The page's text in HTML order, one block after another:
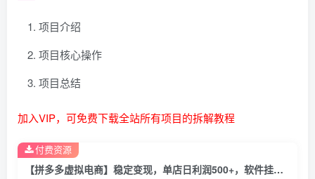
项目介绍
项目核心操作
项目总结
加入VIP，可免费下载全站所有项目的拆解教程
【拼多多虚拟电商】稳定变现，单店日利润500+，软件挂机全自动发货，轻松实现月入1w+！
付费资源